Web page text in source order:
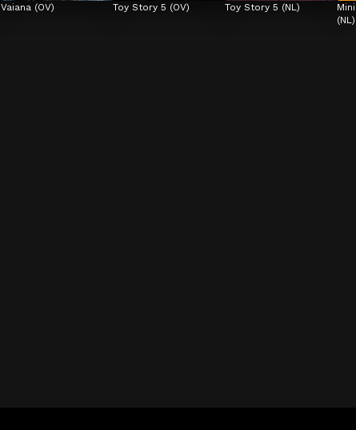
Vaiana (OV) Toy Story 5 (OV) Toy Story 5 (NL)
(NL)